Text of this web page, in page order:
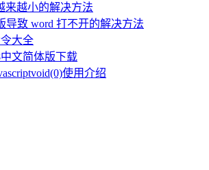
来越小的解决方法
导致 word 打不开的解决方法
大全
中文简体版下载
使用介绍